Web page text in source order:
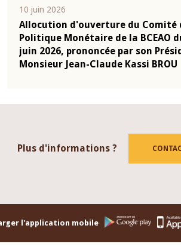
04 mars 2026
Allocution d'ouverture du Comité
Politique Monétaire de la BCEAO
mars 2026, prononcée par son
Monsieur Jean-Claude Kassi BROU
Plus d'informations ?
l'application mobile